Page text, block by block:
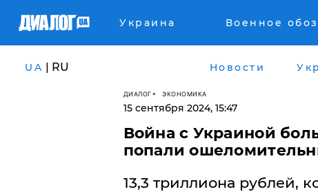
Украина Военное
UA | RU Новости
ДИАЛОГ ЭКОНОМИКА
15 сентября 2024, 15:47
Война с Украиной
попали
13,3 триллиона рублей,